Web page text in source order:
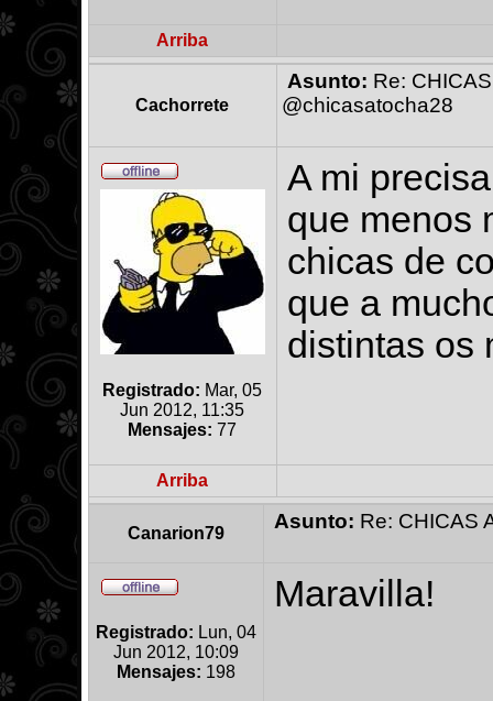
Arriba
Cachorrete
Asunto: Re:
@chicasatocha28
Registrado: Mar, 05
Jun 2012, 11:35
Mensajes: 77
A mi
que menos
chicas de
que a
distintas os
Arriba
Canarion79
Asunto: Re: CHICAS
Registrado: Lun, 04
Jun 2012, 10:09
Mensajes: 198
Maravilla!